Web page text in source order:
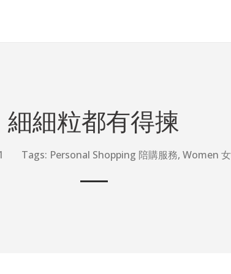
細細粒都有得揀
Tags: Personal Shopping 陪購服務, Women